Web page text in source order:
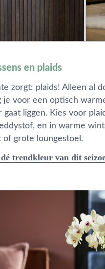
en plaids
zorgt: plaids! Alleen al
je voor een optisch
liggen. Kies voor
en in warme
of grote loungestoel.
trendkleur van dit